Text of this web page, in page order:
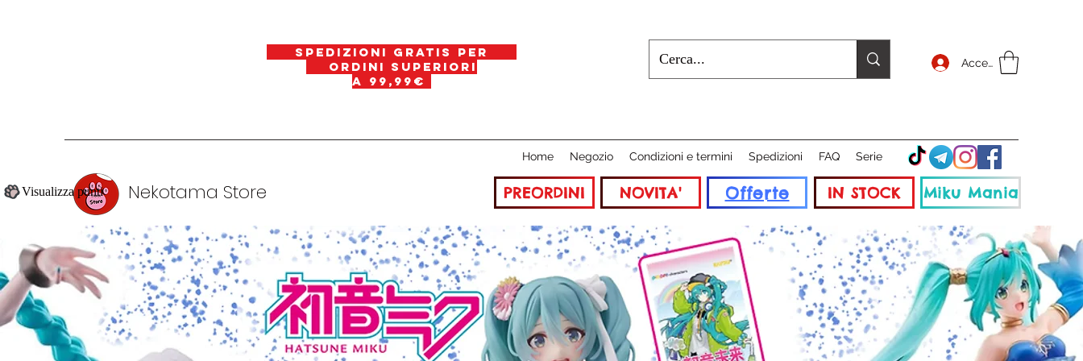
spedizioni gratis per
ordini superiori
a 99,99€
Accedi
Nekotama Store
Visualizza punti
Home Negozio Condizioni e termini Spedizioni FAQ Serie
PREORDINI NOVITA' Offerte IN STOCK Miku Mania